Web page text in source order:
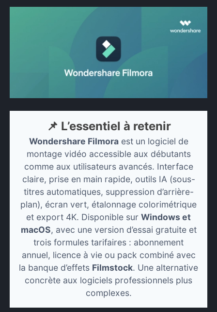
📌 L’essentiel à retenir
Wondershare Filmoraest un logiciel de
montage vidéo accessible aux débutants
comme aux utilisateurs avancés. Interface
claire, prise en main rapide, outils IA (sous-
titres automatiques, suppression d’arrière-
plan), écran vert, étalonnage colorimétrique
et export 4K. Disponible sur Windows et
macOS, avec une version d’essai gratuite et
trois formules tarifaires : abonnement
annuel, licence à vie ou pack combiné avec
la banque d’effets Filmstock. Une alternative
concrète aux logiciels professionnels plus
complexes.